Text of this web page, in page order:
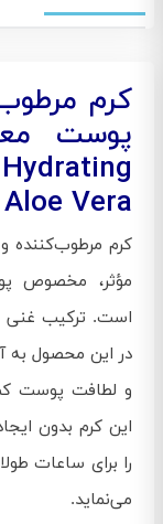
کرم
Vera
کرم مرطوب‌کننده
مؤثر، مخصوص
در این محصول به
و لطافت پوست
این کرم بدون
را برای ساعات
می‌نماید.